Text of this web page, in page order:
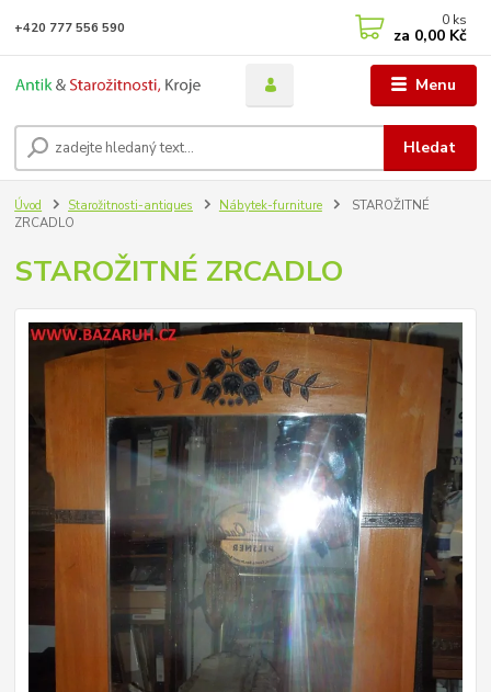
Menu
Hledat
+420 777 556 590 0 ks
za 0,00 Kč
Úvod Starožitnosti-antiques Nábytek-furniture
STAROŽITNÉ
ZRCADLO
STAROŽITNÉ ZRCADLO